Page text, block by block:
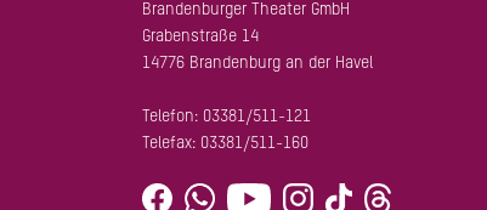
Brandenburger Theater GmbH
Grabenstraße 14
14776 Brandenburg an der Havel
Telefon: 03381/511-121
Telefax: 03381/511-160